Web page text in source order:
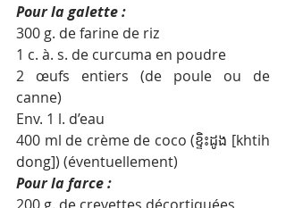
Pour la galette :
300 g. de farine de riz
1 c. à. s. de curcuma en poudre
2 œufs entiers (de poule ou de
canne)
Env. 1 l. d’eau
400 ml de crème de coco (ខ្ទិះដូង [khtih
dong]) (éventuellement)
Pour la farce :